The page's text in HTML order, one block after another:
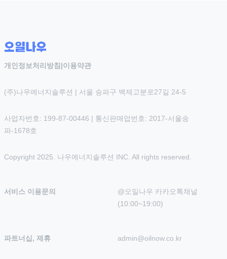
개인정보처리방침 |이용약관
(주)나우에너지솔루션 | 서울 송파구 백제고분로27길 24-5
사업자번호: 199-87-00446 | 통신판매업번호: 2017-서울송
파-1678호
Copyright 2025. 나우에너지솔루션 INC. All rights reserved.
서비스 이용문의
@오일나우 카카오톡채널
(10:00~19:00)
파트너십, 제휴 admin@oilnow.co.kr